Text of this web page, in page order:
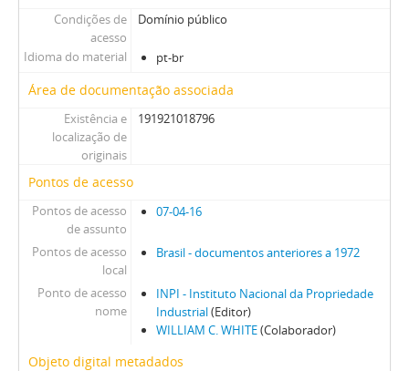
Condições de
acesso
Domínio público
Idioma do material pt-br
Área de documentação associada
Existência e
localização de
originais
191921018796
Pontos de acesso
Pontos de acesso
de assunto
07-04-16
Pontos de acesso
local
Brasil - documentos anteriores a 1972
Ponto de acesso
nome
INPI - Instituto Nacional da Propriedade
Industrial(Editor)
WILLIAM C. WHITE(Colaborador)
Objeto digital metadados